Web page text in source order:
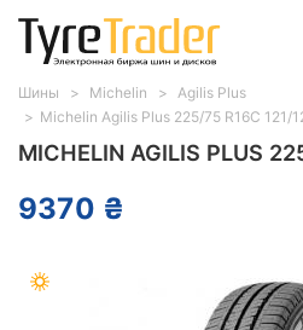
MICHELIN AGILIS PLUS
9370 ₴
Шины Michelin
Agilis Plus
Michelin Agilis Plus 225/75 R16C 121/